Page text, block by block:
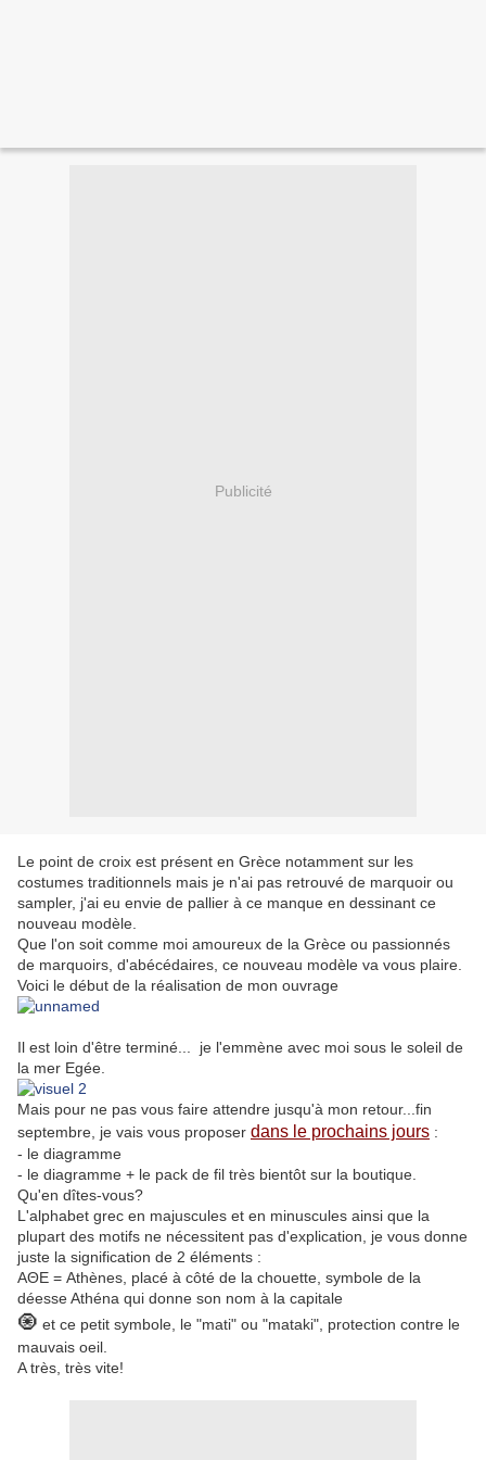
Publicité
Le point de croix est présent en Grèce notamment sur les
costumes traditionnels mais je n'ai pas retrouvé de marquoir ou
sampler, j'ai eu envie de pallier à ce manque en dessinant ce
nouveau modèle.
Que l'on soit comme moi amoureux de la Grèce ou passionnés
de marquoirs, d'abécédaires, ce nouveau modèle va vous plaire.
Voici le début de la réalisation de mon ouvrage
Il est loin d'être terminé... je l'emmène avec moi sous le soleil de
la mer Egée.
Mais pour ne pas vous faire attendre jusqu'à mon retour...fin
septembre, je vais vous proposer dans le prochains jours :
- le diagramme
- le diagramme + le pack de fil très bientôt sur la boutique.
Qu'en dîtes-vous?
L'alphabet grec en majuscules et en minuscules ainsi que la
plupart des motifs ne nécessitent pas d'explication, je vous donne
juste la signification de 2 éléments :
ΑΘΕ = Athènes, placé à côté de la chouette, symbole de la
déesse Athéna qui donne son nom à la capitale
🧿 et ce petit symbole, le "mati" ou "mataki", protection contre le
mauvais oeil.
A très, très vite!